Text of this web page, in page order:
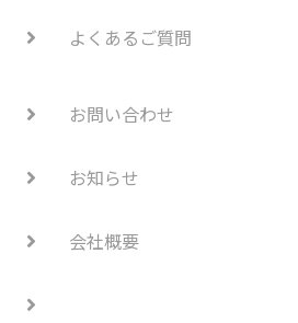
よくあるご質問
お問い合わせ
お知らせ
会社概要